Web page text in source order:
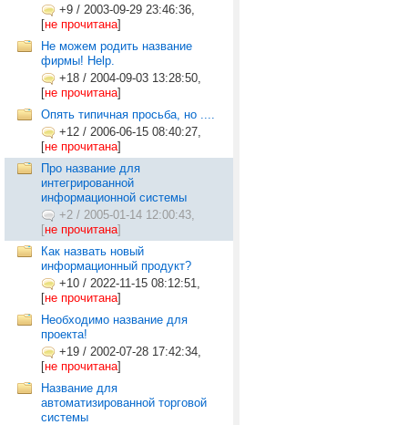
+9 / 2003-09-29 23:46:36,
[не прочитана]
Не можем родить название
фирмы! Help.
+18 / 2004-09-03 13:28:50,
[не прочитана]
Опять типичная просьба, но ....
+12 / 2006-06-15 08:40:27,
[не прочитана]
Про название для
интегрированной
информационной системы
+2 / 2005-01-14 12:00:43,
[не прочитана]
Как назвать новый
информационный продукт?
+10 / 2022-11-15 08:12:51,
[не прочитана]
Необходимо название для
проекта!
+19 / 2002-07-28 17:42:34,
[не прочитана]
Название для
автоматизированной торговой
системы